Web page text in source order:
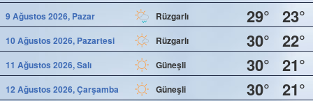
9 Ağustos 2026, Pazar Rüzgarlı 29° 23°
10 Ağustos 2026, Pazartesi Rüzgarlı 30° 22°
11 Ağustos 2026, Salı Güneşli 30° 21°
12 Ağustos 2026, Çarşamba Güneşli 30° 21°